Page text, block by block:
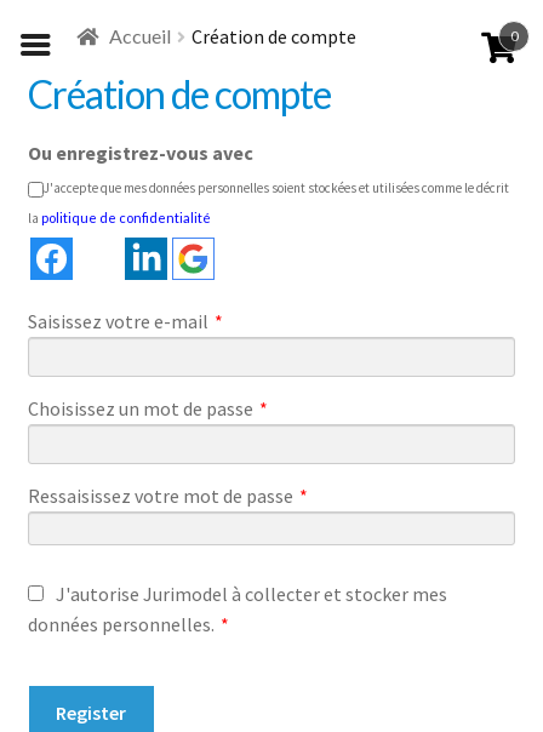
à
la
navigation
au
contenu
Accueil Création de compte
Création de compte
Ou enregistrez-vous avec
J'accepte que mes données personnelles soient stockées et utilisées comme le décrit
la politique de confidentialité
Saisissez votre e-mail *
Choisissez un mot de passe *
Ressaisissez votre mot de passe *
J'autorise Jurimodel à collecter et stocker mes
données personnelles. *
0